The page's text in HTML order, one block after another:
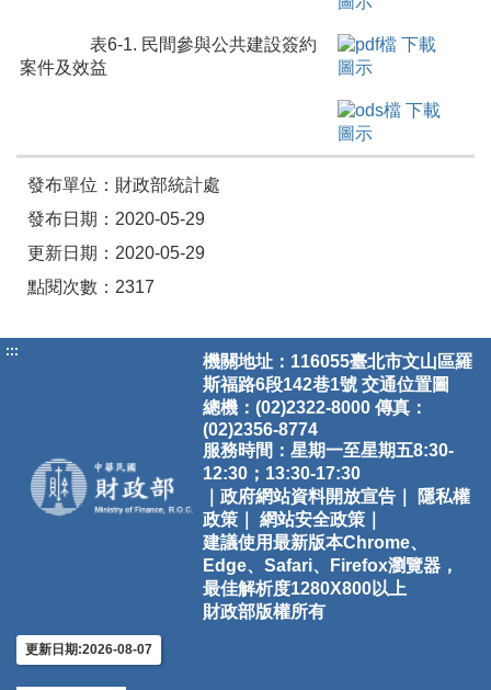
表6-1. 民間參與公共建設簽約
案件及效益
發布單位：財政部統計處
發布日期：2020-05-29
更新日期：2020-05-29
點閱次數：2317
:::
機關地址：116055臺北市文山區羅
斯福路6段142巷1號 交通位置圖
總機：(02)2322-8000 傳真：
(02)2356-8774
服務時間：星期一至星期五8:30-
12:30；13:30-17:30
｜政府網站資料開放宣告｜
隱私權
政策｜
網站安全政策｜
建議使用最新版本Chrome、
Edge、Safari、Firefox瀏覽器，
最佳解析度1280X800以上
財政部版權所有
更新日期:2026-08-07